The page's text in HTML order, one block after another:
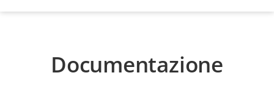
Documentazione